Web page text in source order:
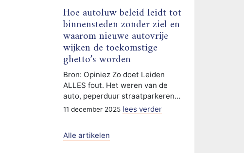
Hoe autoluw beleid leidt tot
binnensteden zonder ziel en
waarom nieuwe autovrije
wijken de toekomstige
ghetto’s worden
Bron: Opiniez Zo doet Leiden
ALLES fout. Het weren van de
auto, peperduur straatparkeren…
11 december 2025 lees verder
Alle artikelen